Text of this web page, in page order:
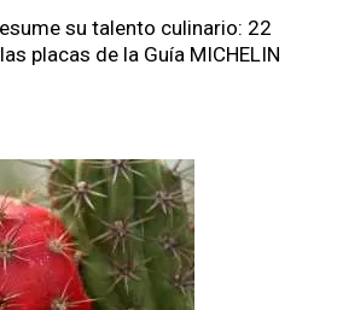
su talento culinario: 22
placas de la Guía MICHELIN